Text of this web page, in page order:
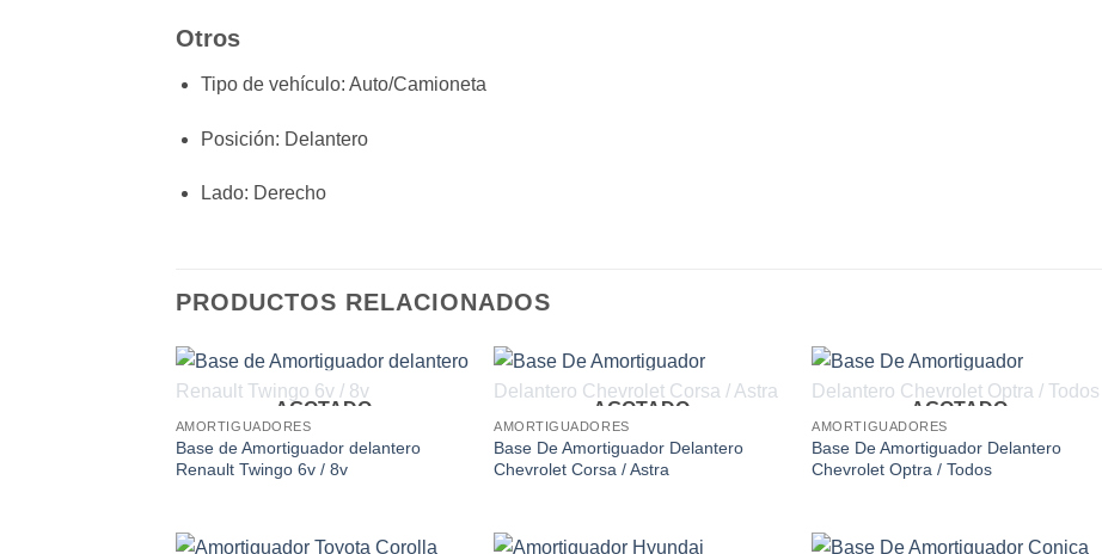
Otros
Tipo de vehículo: Auto/Camioneta
Posición: Delantero
Lado: Derecho
PRODUCTOS RELACIONADOS
AGOTADO
AMORTIGUADORES
Base de Amortiguador delantero
Renault Twingo 6v / 8v
AGOTADO
AMORTIGUADORES
Base De Amortiguador Delantero
Chevrolet Corsa / Astra
AGOTADO
AMORTIGUADORES
Base De Amortiguador Delantero
Chevrolet Optra / Todos